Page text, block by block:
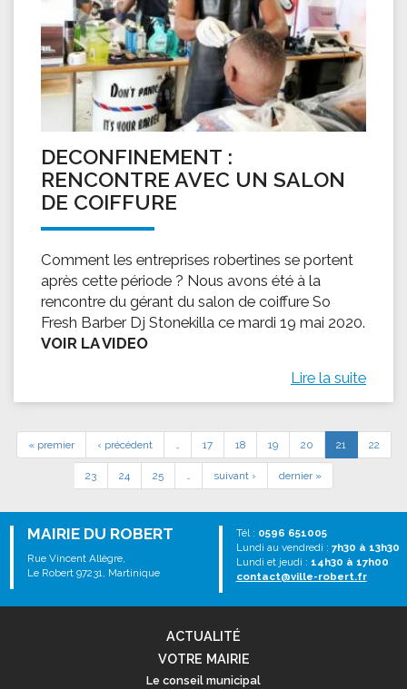
DECONFINEMENT :
RENCONTRE AVEC UN SALON
DE COIFFURE
Comment les entreprises robertines se portent
après cette période ? Nous avons été à la
rencontre du gérant du salon de coiffure So
Fresh Barber Dj Stonekilla ce mardi 19 mai 2020.
VOIR LA VIDEO
Lire la suite
« premier ‹ précédent … 17 18 19 20 21 22
23 24 25 … suivant › dernier »
MAIRIE DU ROBERT
Rue Vincent Allègre,
Le Robert 97231, Martinique
Tél : 0596 651005
Lundi au vendredi : 7h30 à 13h30
Lundi et jeudi : 14h30 à 17h00
contact@ville-robert.fr
ACTUALITÉ
VOTRE MAIRIE
Le conseil municipal